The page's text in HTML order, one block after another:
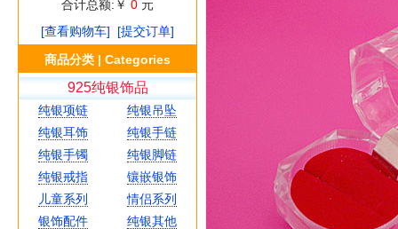
合计总额:￥ 0 元
[查看购物车]
[提交订单]
商品分类 | Categories
925纯银饰品
纯银项链
纯银吊坠
纯银耳饰
纯银手链
纯银手镯
纯银脚链
纯银戒指
镶嵌银饰
儿童系列
情侣系列
银饰配件
纯银其他